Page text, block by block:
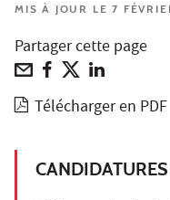
MIS À JOUR LE 7
Partager cette page
Télécharger en PDF